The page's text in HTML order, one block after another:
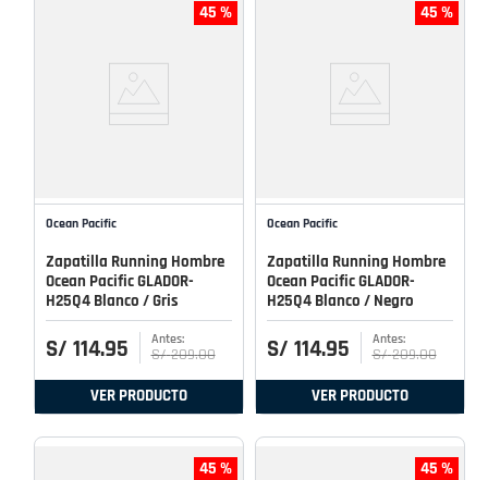
45 %
Ocean Pacific
Zapatilla Running Hombre
Ocean Pacific GLADOR-
H25Q4 Blanco / Gris
S/ 114.95 S/ 209.00
VER PRODUCTO
45 %
Ocean Pacific
Zapatilla Running Hombre
Ocean Pacific GLADOR-
H25Q4 Blanco / Negro
S/ 114.95 S/ 209.00
VER PRODUCTO
45 % 45 %